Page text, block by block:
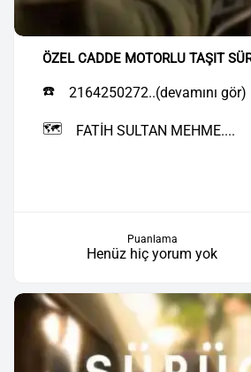
ÖZEL CADDE MOTORLU TAŞIT
☎️ 2164250272..(devamını gör)
🗺️ FATİH SULTAN MEHME....
Puanlama
Henüz hiç yorum yok